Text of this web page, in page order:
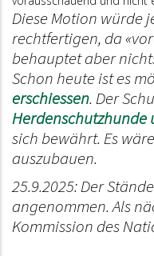
Diese Motion würde
rechtfertigen, da
behauptet aber
Schon heute ist es
erschiessen. Der
Herdenschutzhunde
sich bewährt. Es
auszubauen.
25.9.2025: Der
angenommen. Als
Kommission des